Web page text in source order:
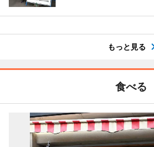
もっと見る
食べる